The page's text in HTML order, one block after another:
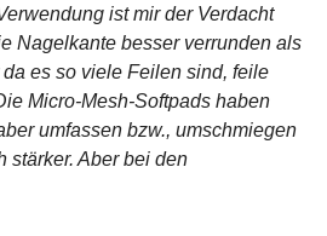
ist mir der Verdacht
Nagelkante besser verrunden als
es so viele Feilen sind, feile
Micro-Mesh-Softpads haben
umfassen bzw., umschmiegen
stärker. Aber bei den